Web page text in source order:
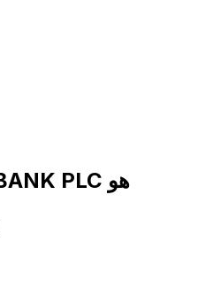
رمز SWIFT لـ SONALI BANK PLC هو